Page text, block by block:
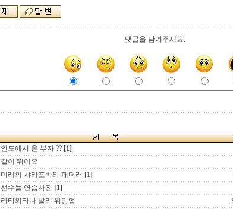
댓글을 남겨주세요.
인도에서 온 부자 ?? [1]
같이 뛰어요
미래의 샤라포바와 패더러 [1]
선수들 연습사진 [1]
라티와타나 발리 워밍업